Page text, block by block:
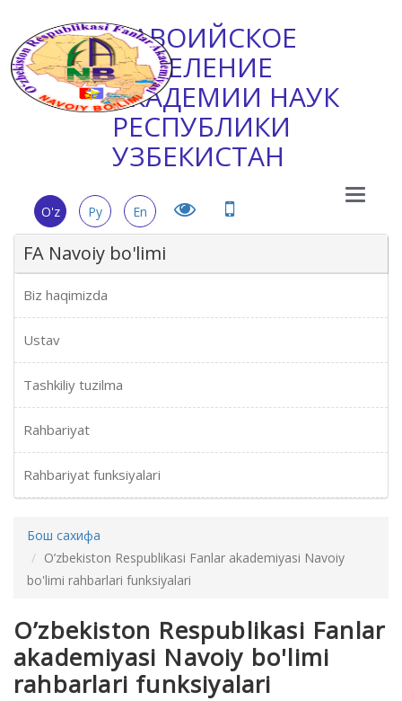
НАВОИЙСКОЕ
ОТДЕЛЕНИЕ
АКАДЕМИИ НАУК
РЕСПУБЛИКИ
УЗБЕКИСТАН
Main
O'z Ру En
FA Navoiy bo'limi
Biz haqimizda
Ustav
Tashkiliy tuzilma
Rahbariyat
Rahbariyat funksiyalari
Бош сахифа
O’zbekiston Respublikasi Fanlar akademiyasi Navoiy
bo'limi rahbarlari funksiyalari
O’zbekiston Respublikasi Fanlar
akademiyasi Navoiy bo'limi
rahbarlari funksiyalari